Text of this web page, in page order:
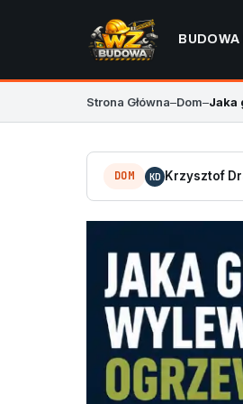
BUDOWA
Strona Główna–Dom–Jaka
DOM KD Krzysztof